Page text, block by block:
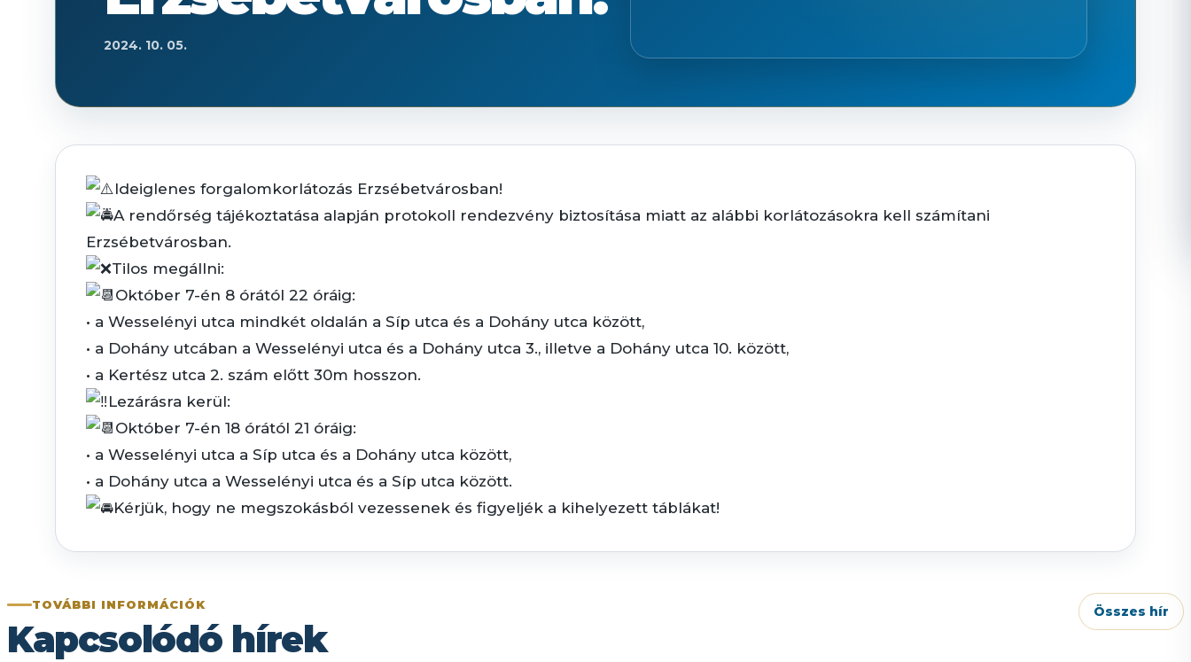
2024. 10. 05.
Ideiglenes forgalomkorlátozás Erzsébetvárosban!
A rendőrség tájékoztatása alapján protokoll rendezvény biztosítása miatt az alábbi korlátozásokra kell számítani
Erzsébetvárosban.
Tilos megállni:
Október 7-én 8 órától 22 óráig:
• a Wesselényi utca mindkét oldalán a Síp utca és a Dohány utca között,
• a Dohány utcában a Wesselényi utca és a Dohány utca 3., illetve a Dohány utca 10. között,
• a Kertész utca 2. szám előtt 30m hosszon.
Lezárásra kerül:
Október 7-én 18 órától 21 óráig:
• a Wesselényi utca a Síp utca és a Dohány utca között,
• a Dohány utca a Wesselényi utca és a Síp utca között.
Kérjük, hogy ne megszokásból vezessenek és figyeljék a kihelyezett táblákat!
TOVÁBBI INFORMÁCIÓK
Kapcsolódó hírek
Összes hír